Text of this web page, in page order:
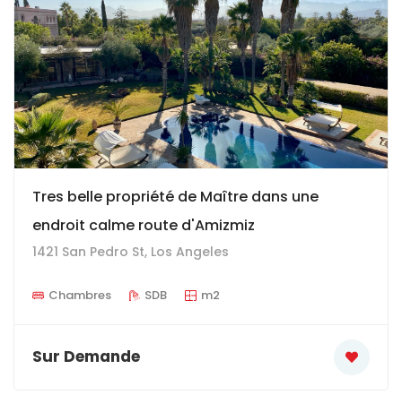
Tres belle propriété de Maître dans une
endroit calme route d'Amizmiz
1421 San Pedro St, Los Angeles
Chambres SDB m2
Sur Demande